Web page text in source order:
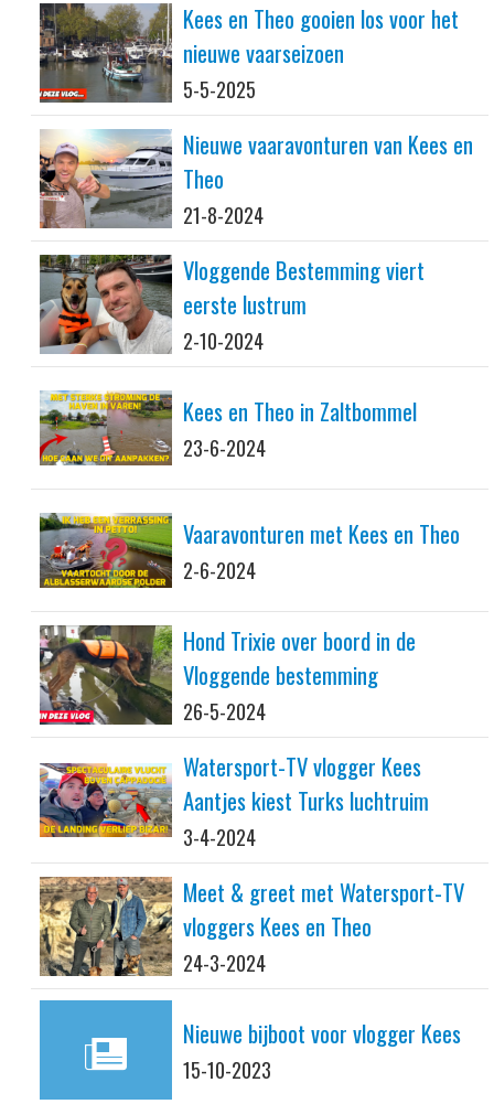
Kees en Theo gooien los voor het
nieuwe vaarseizoen
5-5-2025
Nieuwe vaaravonturen van Kees en
Theo
21-8-2024
Vloggende Bestemming viert
eerste lustrum
2-10-2024
Kees en Theo in Zaltbommel
23-6-2024
Vaaravonturen met Kees en Theo
2-6-2024
Hond Trixie over boord in de
Vloggende bestemming
26-5-2024
Watersport-TV vlogger Kees
Aantjes kiest Turks luchtruim
3-4-2024
Meet & greet met Watersport-TV
vloggers Kees en Theo
24-3-2024
Nieuwe bijboot voor vlogger Kees
15-10-2023